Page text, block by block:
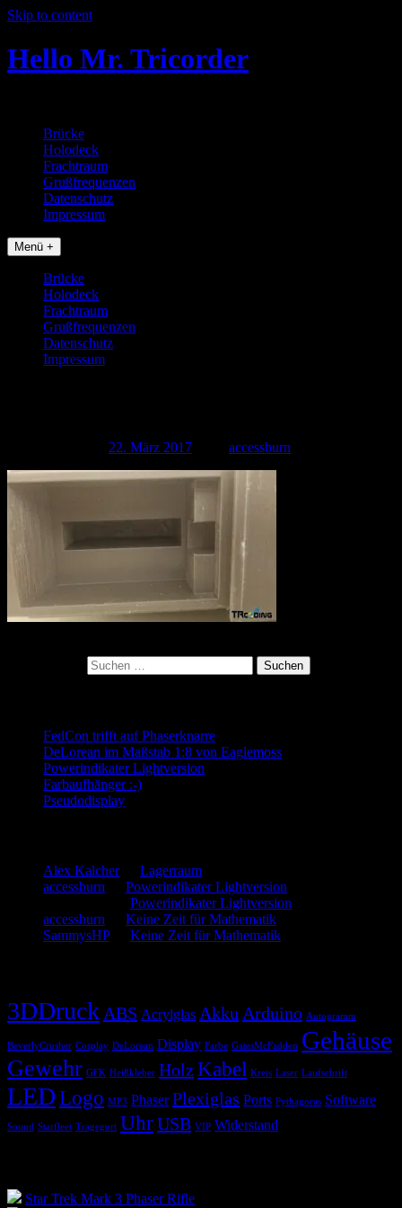
Skip to content
Hello Mr. Tricorder
Brücke
Holodeck
Frachtraum
Grußfrequenzen
Datenschutz
Impressum
Menü +
Brücke
Holodeck
Frachtraum
Grußfrequenzen
Datenschutz
Impressum
22. März 2017 accessburn
FedCon trifft auf Phaserknarre
DeLorean im Maßstab 1:8 von Eaglemoss
Powerindikater Lightversion
Farbaufhänger :-)
Pseudodisplay
Alex Kalcherzu Lagerraum
accessburn
Powerindikater Lightversion
Powerindikater Lightversion
accessburn
Keine Zeit für Mathematik
SammysHPzu Keine Zeit für Mathematik
3DDruck ABS Acrylglas Akku Arduino Autogramm
BeverlyCrusher Cosplay DeLorean Display Farbe GatesMcFadden Gehäuse
Gewehr GFK Heißkleber HolzKabel Kreis Laser Laufschrift
LEDLogo MP3 Phaser Plexiglas Ports Pythagoras Software
Sound Starfleet Tragegurt UhrUSB VIP Widerstand
Star Trek Mark 3 Phaser Rifle